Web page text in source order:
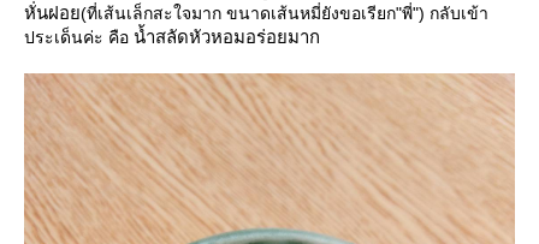
หั่นฝอ(ที่เส้นเล็กสะใจมาก ขนาดเส้นหมี่ยังขอเรียก"พี่") กลับเข้า
ประเด็นค่ะ คือ น้ำสลัดหัวหอมอร่อยมาก